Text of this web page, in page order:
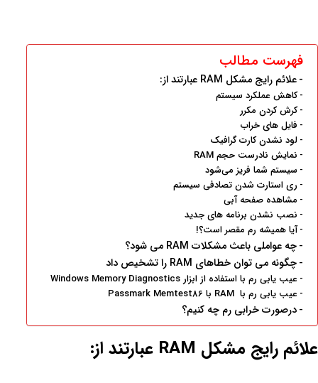
فهرست مطالب
علائم رایج مشکل RAM عبارتند از:
کاهش عملکرد سیستم
کرش کردن مکرر
فایل های خراب
لود نشدن کارت گرافیک
نمایش نادرست حجم RAM
سیستم شما فریز می‌شود
ری استارت شدن تصادفی سیستم
مشاهده صفحه آبی
نصب نشدن برنامه های جدید
آیا همیشه رم مقصر است؟!
چه عواملی باعث مشکلات RAM می شود؟
چگونه می توان خطاهای RAM را تشخیص داد
عیب یابی رم با استفاده از ابزار Windows Memory Diagnostics
عیب یابی رم با RAM با Passmark Memtest86
درصورت خرابی رم چه کنیم؟
علائم رایج مشکل RAM عبارتند از: